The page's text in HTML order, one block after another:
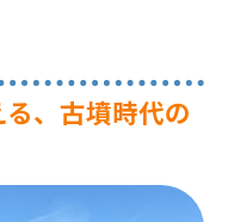
、古墳時代の